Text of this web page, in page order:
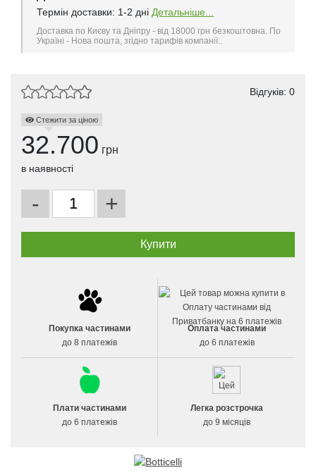
Термін доставки: 1-2 дні Детальніше...
Доставка по Києву та Дніпру - від 18000 грн безкоштовна. По
Україні - Нова пошта, згідно тарифів компанії..
Відгуків: 0
Стежити за ціною
32.700 грн
в наявності
- +
Покупка частинами
до 8 платежів
Оплата частинами
до 6 платежів
Плати частинами
до 6 платежів
Легка розстрочка
до 9 місяців